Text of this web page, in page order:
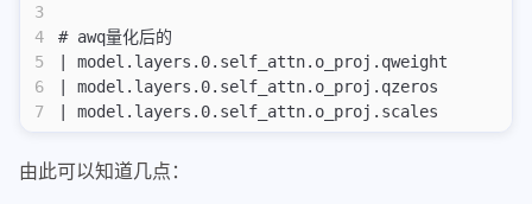
3
4
5
6
7
# awq量化后的
| model.layers.0.self_attn.o_proj.qweight
| model.layers.0.self_attn.o_proj.qzeros
| model.layers.0.self_attn.o_proj.scales
由此可以知道几点：